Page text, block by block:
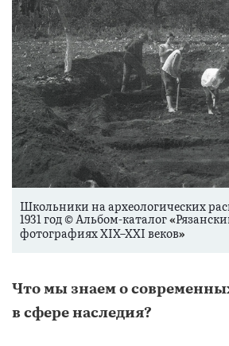
Школьники на археологических
1931 год © Альбом-каталог «
фотографиях XIX–XXI веков»
Что мы знаем о
в сфере наследия?